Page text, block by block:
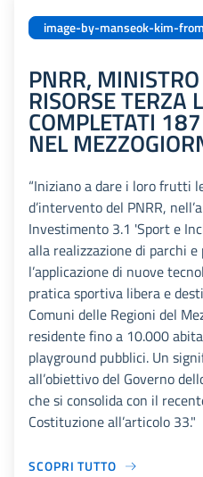
image-by-manseok-kim-
PNRR,
RISORSE TERZA
COMPLETATI
NEL
“Iniziano a dare i loro frutti
d’intervento del PNRR,
Investimento 3.1 'Sport e
alla realizzazione di parchi
l’applicazione di nuove
pratica sportiva libera e
Comuni delle Regioni del
residente fino a 10.000
playground pubblici. Un
all’obiettivo del Governo
che si consolida con il
Costituzione all’articolo 33."
SCOPRI TUTTO